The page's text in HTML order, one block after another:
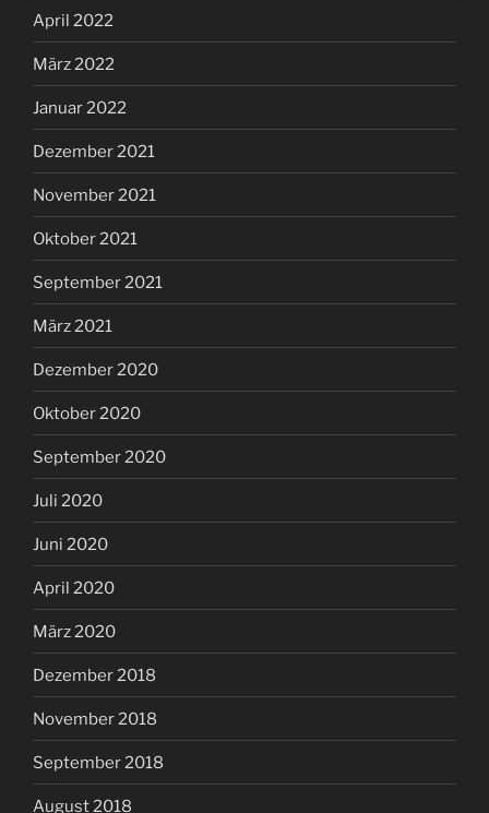
April 2022
März 2022
Januar 2022
Dezember 2021
November 2021
Oktober 2021
September 2021
März 2021
Dezember 2020
Oktober 2020
September 2020
Juli 2020
Juni 2020
April 2020
März 2020
Dezember 2018
November 2018
September 2018
August 2018